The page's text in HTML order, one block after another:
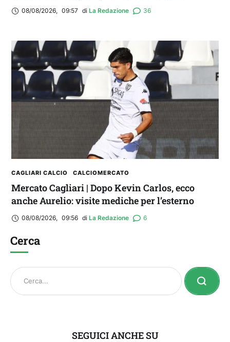
08/08/2026, 09:57 di La Redazione 36
CAGLIARI CALCIO CALCIOMERCATO
Mercato Cagliari | Dopo Kevin Carlos, ecco
anche Aurelio: visite mediche per l’esterno
08/08/2026, 09:56 di La Redazione 6
Cerca
SEGUICI ANCHE SU